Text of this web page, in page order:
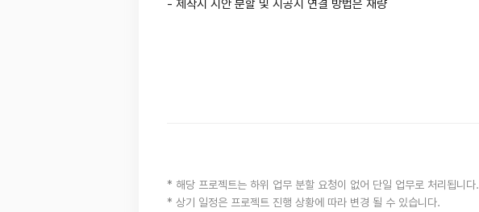
- 제작시 시안 분할 및 시공시 연결 방법은 재량
* 해당 프로젝트는 하위 업무 분할 요청이 없어 단일 업무로 처리됩니다.
* 상기 일정은 프로젝트 진행 상황에 따라 변경 될 수 있습니다.